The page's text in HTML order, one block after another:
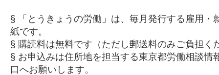
§ 「とうきょうの労働」は、毎月発行する雇用・
紙です。
§ 購読料は無料です（ただし郵送料のみご負担く
§ お申込みは住所地を担当する東京都労働相談情
口へお願いします。